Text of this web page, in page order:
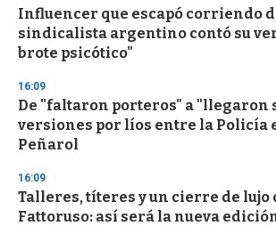
e
c
o
n
Influencer que escapó corriendo
sindicalista argentino contó su
brote psicótico"
16:09
De "faltaron porteros" a "llegaron
versiones por líos entre la Policía
Peñarol
16:09
Talleres, títeres y un cierre de lujo
Fattoruso: así será la nueva